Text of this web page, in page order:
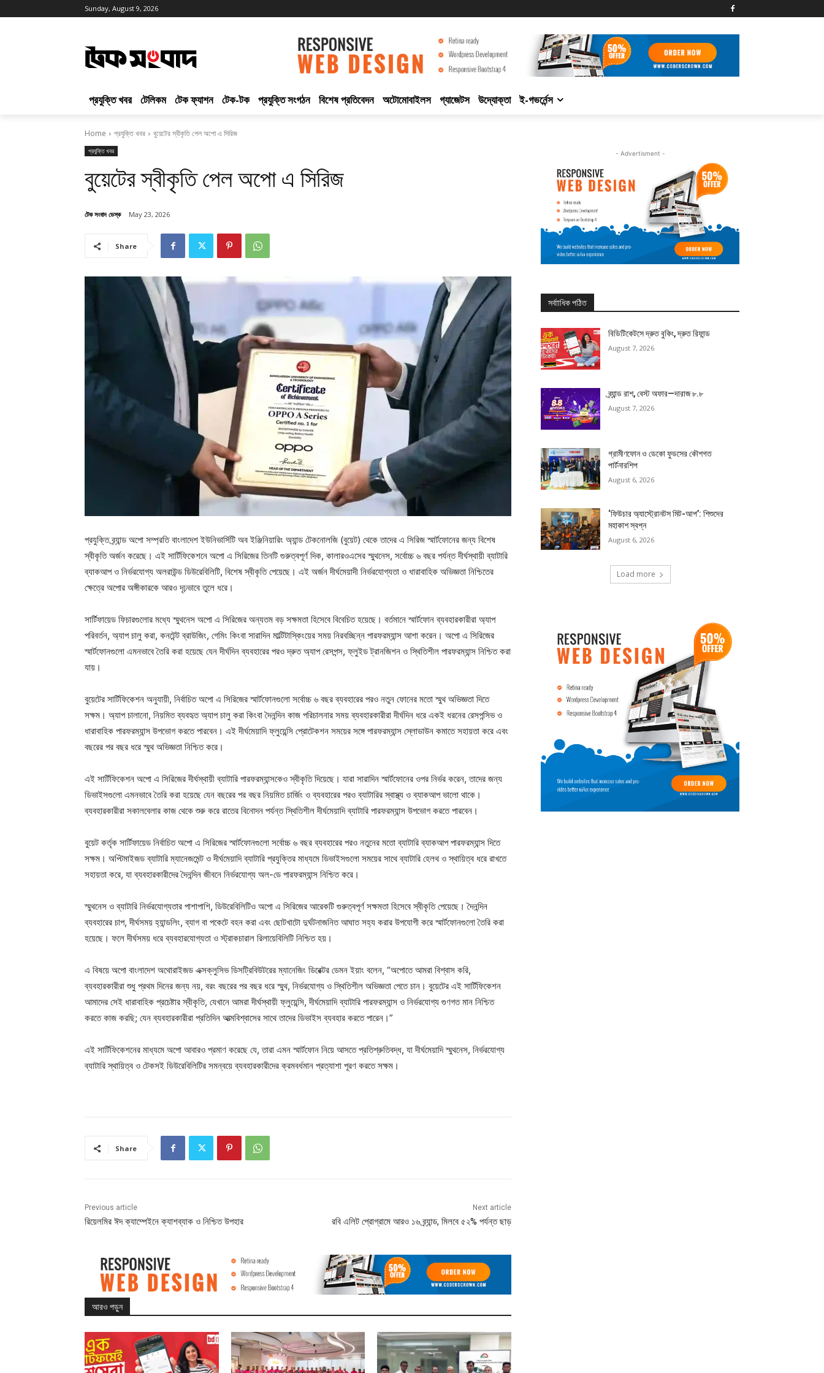
Sunday, August 9, 2026
প্রযুক্তি খবর টেলিকম টেক ফ্যাশন টেক-টক প্রযুক্তি সংগঠন বিশেষ প্রতিবেদন অটোমোবাইলস গ্যাজেটস উদ্যোক্তা ই-গভর্নেন্স
Home প্রযুক্তি খবর বুয়েটের স্বীকৃতি পেল অপো এ সিরিজ
প্রযুক্তি খবর
বুয়েটের স্বীকৃতি পেল অপো এ সিরিজ
টেক সংবাদ ডেস্ক May 23, 2026
Share
প্রযুক্তি ব্র্যান্ড অপো সম্প্রতি বাংলাদেশ ইউনিভার্সিটি অব ইঞ্জিনিয়ারিং অ্যান্ড টেকনোলজি (বুয়েট) থেকে তাদের এ সিরিজ স্মার্টফোনের জন্য বিশেষ
স্বীকৃতি অর্জন করেছে। এই সার্টিফিকেশনে অপো এ সিরিজের তিনটি গুরুত্বপূর্ণ দিক, কালারওএসের স্মুথনেস, সর্বোচ্চ ৬ বছর পর্যন্ত দীর্ঘস্থায়ী ব্যাটারি
ব্যাকআপ ও নির্ভরযোগ্য অলরাউন্ড ডিউরেবিলিটি, বিশেষ স্বীকৃতি পেয়েছে। এই অর্জন দীর্ঘমেয়াদী নির্ভরযোগ্যতা ও ধারাবাহিক অভিজ্ঞতা নিশ্চিতের
ক্ষেত্রে অপোর অঙ্গীকারকে আরও দৃঢ়ভাবে তুলে ধরে।
সার্টিফায়েড ফিচারগুলোর মধ্যে স্মুথনেস অপো এ সিরিজের অন্যতম বড় সক্ষমতা হিসেবে বিবেচিত হয়েছে। বর্তমানে স্মার্টফোন ব্যবহারকারীরা অ্যাপ
পরিবর্তন, অ্যাপ চালু করা, কনটেন্ট ব্রাউজিং, গেমিং কিংবা সারাদিন মাল্টিটাস্কিংয়ের সময় নিরবচ্ছিন্ন পারফরম্যান্স আশা করেন। অপো এ সিরিজের
স্মার্টফোনগুলো এমনভাবে তৈরি করা হয়েছে যেন দীর্ঘদিন ব্যবহারের পরও দ্রুত অ্যাপ রেসপন্স, ফ্লুইড ট্রানজিশন ও স্থিতিশীল পারফরম্যান্স নিশ্চিত করা
যায়।
বুয়েটের সার্টিফিকেশন অনুযায়ী, নির্বাচিত অপো এ সিরিজের স্মার্টফোনগুলো সর্বোচ্চ ৬ বছর ব্যবহারের পরও নতুন ফোনের মতো স্মুথ অভিজ্ঞতা দিতে
সক্ষম। অ্যাপ চালানো, নিয়মিত ব্যবহৃত অ্যাপ চালু করা কিংবা দৈনন্দিন কাজ পরিচালনার সময় ব্যবহারকারীরা দীর্ঘদিন ধরে একই ধরনের রেসপন্সিভ ও
ধারাবাহিক পারফরম্যান্স উপভোগ করতে পারবেন। এই দীর্ঘমেয়াদি ফ্লুয়েন্সি প্রোটেকশন সময়ের সঙ্গে পারফরম্যান্স স্লোডাউন কমাতে সহায়তা করে এবং
বছরের পর বছর ধরে স্মুথ অভিজ্ঞতা নিশ্চিত করে।
এই সার্টিফিকেশন অপো এ সিরিজের দীর্ঘস্থায়ী ব্যাটারি পারফরম্যান্সকেও স্বীকৃতি দিয়েছে। যারা সারাদিন স্মার্টফোনের ওপর নির্ভর করেন, তাদের জন্য
ডিভাইসগুলো এমনভাবে তৈরি করা হয়েছে যেন বছরের পর বছর নিয়মিত চার্জিং ও ব্যবহারের পরও ব্যাটারির স্বাস্থ্য ও ব্যাকআপ ভালো থাকে।
ব্যবহারকারীরা সকালবেলার কাজ থেকে শুরু করে রাতের বিনোদন পর্যন্ত স্থিতিশীল দীর্ঘমেয়াদি ব্যাটারি পারফরম্যান্স উপভোগ করতে পারবেন।
বুয়েট কর্তৃক সার্টিফায়েড নির্বাচিত অপো এ সিরিজের স্মার্টফোনগুলো সর্বোচ্চ ৬ বছর ব্যবহারের পরও নতুনের মতো ব্যাটারি ব্যাকআপ পারফরম্যান্স দিতে
সক্ষম। অপ্টিমাইজড ব্যাটারি ম্যানেজমেন্ট ও দীর্ঘমেয়াদি ব্যাটারি প্রযুক্তির মাধ্যমে ডিভাইসগুলো সময়ের সাথে ব্যাটারি হেলথ ও স্থায়িত্ব ধরে রাখতে
সহায়তা করে, যা ব্যবহারকারীদের দৈনন্দিন জীবনে নির্ভরযোগ্য অল-ডে পারফরম্যান্স নিশ্চিত করে।
স্মুথনেস ও ব্যাটারি নির্ভরযোগ্যতার পাশাপাশি, ডিউরেবিলিটিও অপো এ সিরিজের আরেকটি গুরুত্বপূর্ণ সক্ষমতা হিসেবে স্বীকৃতি পেয়েছে। দৈনন্দিন
ব্যবহারের চাপ, দীর্ঘসময় হ্যান্ডলিং, ব্যাগ বা পকেটে বহন করা এবং ছোটখাটো দুর্ঘটনাজনিত আঘাত সহ্য করার উপযোগী করে স্মার্টফোনগুলো তৈরি করা
হয়েছে। ফলে দীর্ঘসময় ধরে ব্যবহারযোগ্যতা ও স্ট্রাকচারাল রিলায়েবিলিটি নিশ্চিত হয়।
এ বিষয়ে অপো বাংলাদেশ অথোরাইজড এক্সক্লুসিভ ডিসট্রিবিউটরের ম্যানেজিং ডিরেক্টর ডেমন ইয়াং বলেন, “অপোতে আমরা বিশ্বাস করি,
ব্যবহারকারীরা শুধু প্রথম দিনের জন্য নয়, বরং বছরের পর বছর ধরে স্মুথ, নির্ভরযোগ্য ও স্থিতিশীল অভিজ্ঞতা পেতে চান। বুয়েটের এই সার্টিফিকেশন
আমাদের সেই ধারাবাহিক প্রচেষ্টার স্বীকৃতি, যেখানে আমরা দীর্ঘস্থায়ী ফ্লুয়েন্সি, দীর্ঘমেয়াদি ব্যাটারি পারফরম্যান্স ও নির্ভরযোগ্য গুণগত মান নিশ্চিত
করতে কাজ করছি; যেন ব্যবহারকারীরা প্রতিদিন আত্মবিশ্বাসের সাথে তাদের ডিভাইস ব্যবহার করতে পারেন।”
এই সার্টিফিকেশনের মাধ্যমে অপো আবারও প্রমাণ করেছে যে, তারা এমন স্মার্টফোন নিয়ে আসতে প্রতিশ্রুতিবদ্ধ, যা দীর্ঘমেয়াদি স্মুথনেস, নির্ভরযোগ্য
ব্যাটারি স্থায়িত্ব ও টেকসই ডিউরেবিলিটির সমন্বয়ে ব্যবহারকারীদের ক্রমবর্ধমান প্রত্যাশা পূরণ করতে সক্ষম।
Share
Previous article
রিয়েলমির ঈদ ক্যাম্পেইনে ক্যাশব্যাক ও নিশ্চিত উপহার
Next article
রবি এলিট প্রোগ্রামে আরও ১৬ ব্র্যান্ড, মিলবে ৫২% পর্যন্ত ছাড়
আরও পড়ুন
- Advertisment -
সর্বাাধিক পঠিত
বিডিটিকেটসে দ্রুত বুকিং, দ্রুত রিফান্ড
August 7, 2026
ব্র্যান্ড রাশ, বেস্ট অফার—দারাজ ৮.৮
August 7, 2026
গ্রামীণফোন ও ডেকো ফুডসের কৌশগত
পার্টনারশিপ
August 6, 2026
‘ফিউচার অ্যাস্ট্রোনটস মিট-আপ’: শিশুদের
মহাকাশ স্বপ্ন
August 6, 2026
Load more